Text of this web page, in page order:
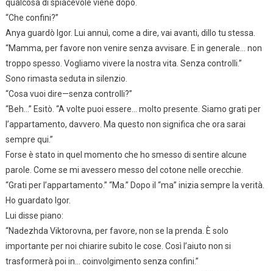
qualcosa di spiacevole viene dopo.
“Che confini?”
Anya guardò Igor. Lui annuì, come a dire, vai avanti, dillo tu stessa.
“Mamma, per favore non venire senza avvisare. E in generale… non
troppo spesso. Vogliamo vivere la nostra vita. Senza controlli.”
Sono rimasta seduta in silenzio.
“Cosa vuoi dire—senza controlli?”
“Beh…” Esitò. “A volte puoi essere… molto presente. Siamo grati per
l’appartamento, davvero. Ma questo non significa che ora sarai
sempre qui.”
Forse è stato in quel momento che ho smesso di sentire alcune
parole. Come se mi avessero messo del cotone nelle orecchie.
“Grati per l’appartamento.” “Ma.” Dopo il “ma” inizia sempre la verità.
Ho guardato Igor.
Lui disse piano:
“Nadezhda Viktorovna, per favore, non se la prenda. È solo
importante per noi chiarire subito le cose. Così l’aiuto non si
trasformerà poi in… coinvolgimento senza confini.”